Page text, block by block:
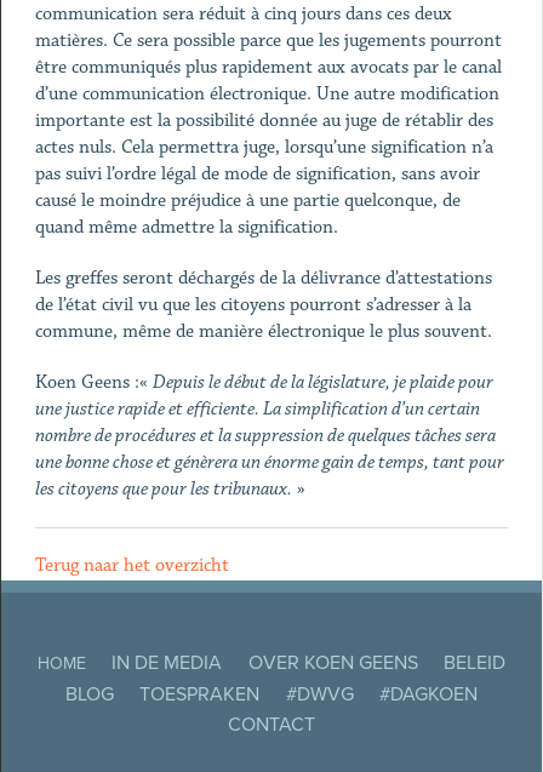
communication sera réduit à cinq jours dans ces deux
matières. Ce sera possible parce que les jugements pourront
être communiqués plus rapidement aux avocats par le canal
d’une communication électronique. Une autre modification
importante est la possibilité donnée au juge de rétablir des
actes nuls. Cela permettra juge, lorsqu’une signification n’a
pas suivi l’ordre légal de mode de signification, sans avoir
causé le moindre préjudice à une partie quelconque, de
quand même admettre la signification.
Les greffes seront déchargés de la délivrance d’attestations
de l’état civil vu que les citoyens pourront s’adresser à la
commune, même de manière électronique le plus souvent.
Koen Geens :« Depuis le début de la législature, je plaide pour
une justice rapideet efficiente. La simplification d’un certain
nombre de procédures et lasuppression de quelques tâches sera
une bonne chose et génèrera un énorme gainde temps, tant pour
les citoyens que pour les tribunaux. »
Terug naar het overzicht
HOME IN DE MEDIA OVER KOEN GEENS
BELEID
BLOG
TOESPRAKEN #DWVG
#DAGKOEN
CONTACT